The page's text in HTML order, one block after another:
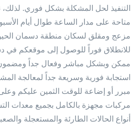
التنفيذ لحل المشكلة بشكل فوري.
متاحة على مدار الساعة طوال أيام
مزعج ومقلق لسكان منطقة دسمان
للانطلاق فوراً للوصول إلى موقعكم
ممكن وبشكل مباشر وفعال جداً ومضمون
استجابة فورية وسريعة جداً لمعالجة
مبرر أو إضاعة للوقت الثمين عليكم وعلى
مركبات مجهزة بالكامل بجميع معدات
أنواع الحالات الطارئة والمستعجلة